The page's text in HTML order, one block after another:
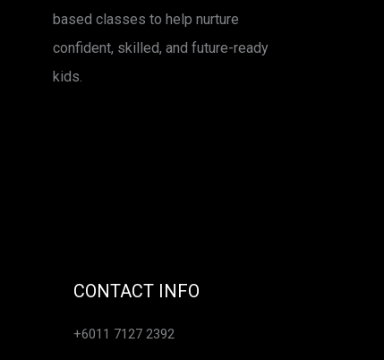
based classes to help nurture
confident, skilled, and future-ready
kids.
CONTACT INFO
+6011 7127 2392